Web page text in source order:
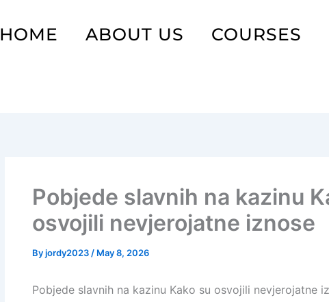
HOME ABOUT US COURSES
Pobjede slavnih na kazinu
osvojili nevjerojatne iznose
Byjordy2023 / May 8, 2026
Pobjede slavnih na kazinu Kako su osvojili nevjerojatne